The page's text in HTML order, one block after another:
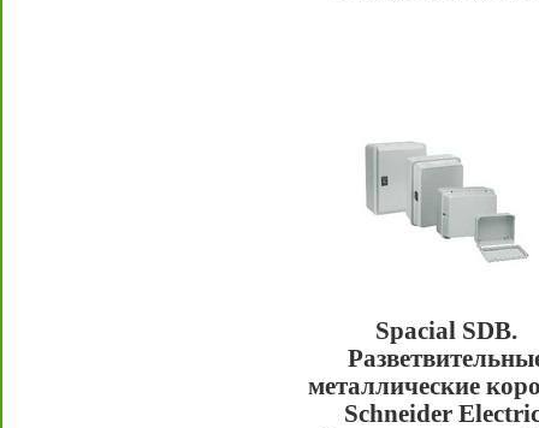
Spacial SDB.
металлические
Schneider